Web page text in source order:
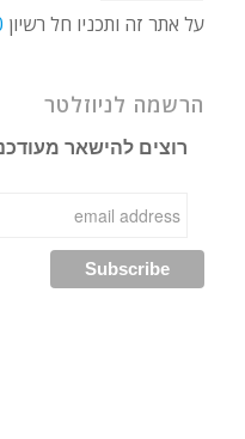
על אתר זה ותכניו חל רשיון
הרשמה לניוזלטר
רוצים להישאר